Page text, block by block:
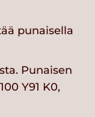
punaisella
Punaisen
Y91 K0,